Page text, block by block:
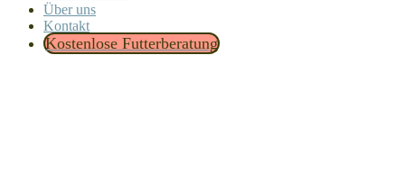
Über uns
Kontakt
Kostenlose Futterberatung